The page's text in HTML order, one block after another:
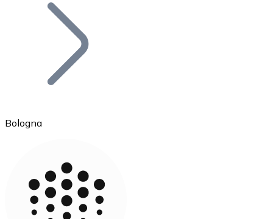
Bitcoin
Ethereum
ETH
Bologna